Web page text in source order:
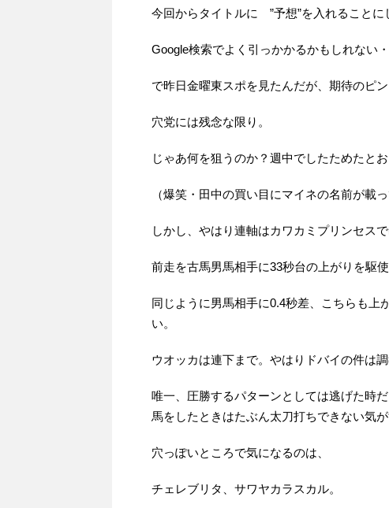
今回からタイトルに ”予想”を入れることに
Google検索でよく引っかかるかもしれない
で昨日金曜東スポを見たんだが、期待のピ
穴党には残念な限り。
じゃあ何を狙うのか？週中でしたためたと
（爆笑・田中の買い目にマイネの名前が載
しかし、やはり連軸はカワカミプリンセス
前走を古馬男馬相手に33秒台の上がりを駆使
同じように男馬相手に0.4秒差、こちらも上
い。
ウオッカは連下まで。やはりドバイの件は
唯一、圧勝するパターンとしては逃げた時
馬をしたときはたぶん太刀打ちできない気が
穴っぽいところで気になるのは、
チェレブリタ、サワヤカラスカル。